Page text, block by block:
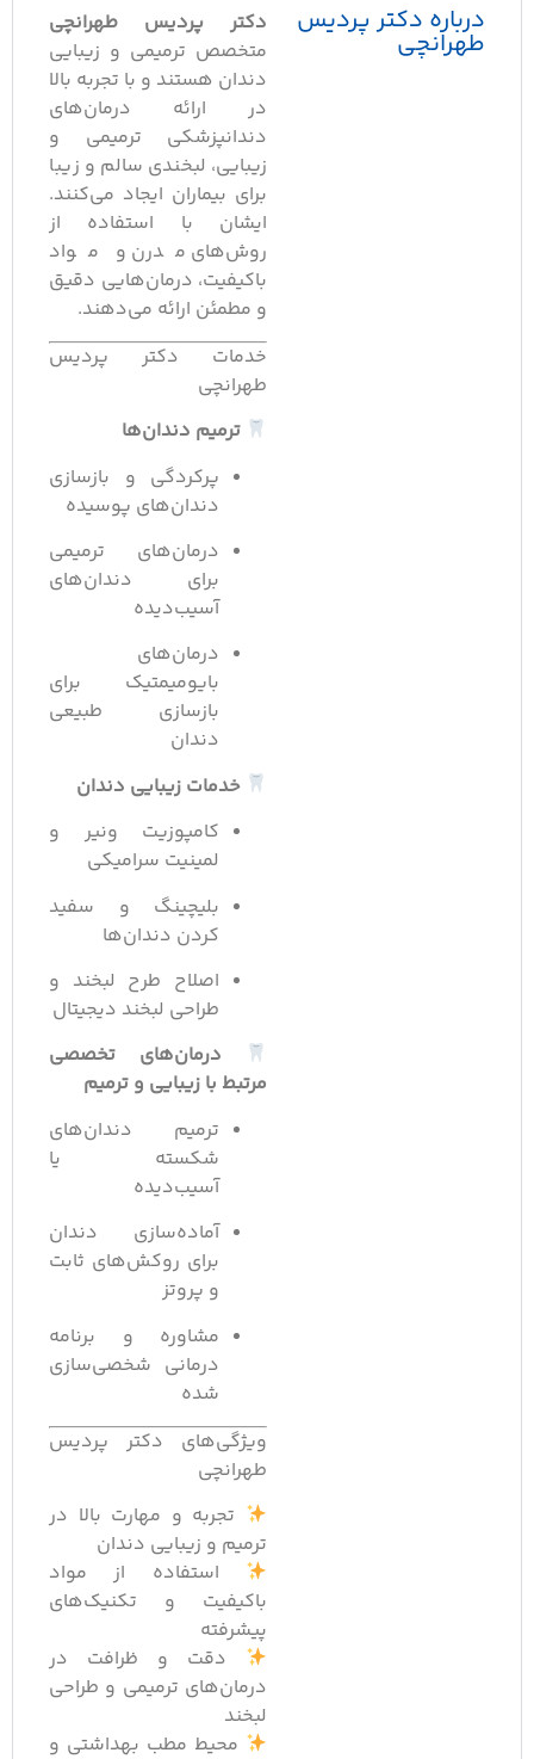
درباره دکتر پردیس
طهرانچی
دکتر پردیس طهرانچی
متخصص ترمیمی و زیبایی
دندان هستند و با تجربه بالا
در ارائه درمان‌های
دندانپزشکی ترمیمی و
زیبایی، لبخندی سالم و زیبا
برای بیماران ایجاد می‌کنند.
ایشان با استفاده از
روش‌های مدرن و مواد
باکیفیت، درمان‌هایی دقیق
و مطمئن ارائه می‌دهند.
خدمات دکتر پردیس
طهرانچی
ترمیم دندان‌ها
پرکردگی و بازسازی
دندان‌های پوسیده
درمان‌های ترمیمی
برای دندان‌های
آسیب‌دیده
درمان‌های
بایومیمتیک برای
بازسازی طبیعی
دندان
خدمات زیبایی دندان
کامپوزیت ونیر و
لمینیت سرامیکی
بلیچینگ و سفید
کردن دندان‌ها
اصلاح طرح لبخند و
طراحی لبخند دیجیتال
درمان‌های تخصصی
مرتبط با زیبایی و ترمیم
ترمیم دندان‌های
شکسته یا
آسیب‌دیده
آماده‌سازی دندان
برای روکش‌های ثابت
و پروتز
مشاوره و برنامه
درمانی شخصی‌سازی
شده
ویژگی‌های دکتر پردیس
طهرانچی
تجربه و مهارت بالا در
ترمیم و زیبایی دندان
استفاده از مواد
باکیفیت و تکنیک‌های
پیشرفته
دقت و ظرافت در
درمان‌های ترمیمی و طراحی
لبخند
محیط مطب بهداشتی و